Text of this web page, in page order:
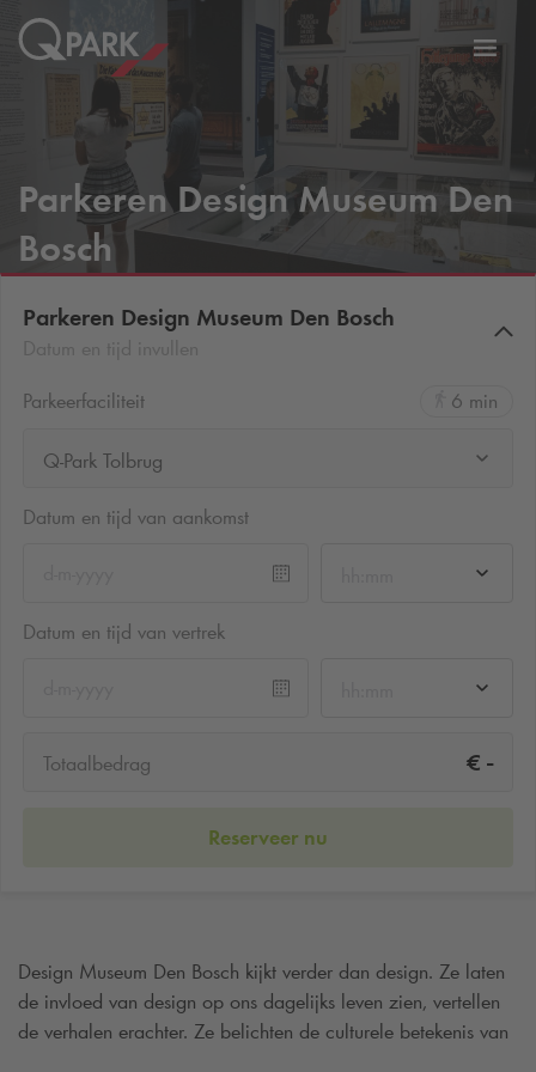
Parkeren Design Museum Den
Bosch
Parkeren Design Museum Den Bosch
Parkeerfaciliteit
6 min
Q-Park Tolbrug
Datum en tijd van aankomst
Datum en tijd van vertrek
Totaalbedrag € -
Reserveer nu
Design Museum Den Bosch kijkt verder dan design. Ze laten
de invloed van design op ons dagelijks leven zien, vertellen
de verhalen erachter. Ze belichten de culturele betekenis van